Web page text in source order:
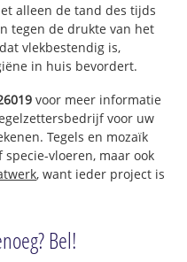
alleen de tand des tijds
tegen de drukte van het
vlekbestendig is,
in huis bevordert.
voor meer informatie
voor uw
Tegels en mozaïk
vloeren, maar ook
, want ieder project is
Bel!